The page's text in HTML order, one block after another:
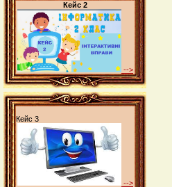
Кейс 2
-->
Кейс 3
-->